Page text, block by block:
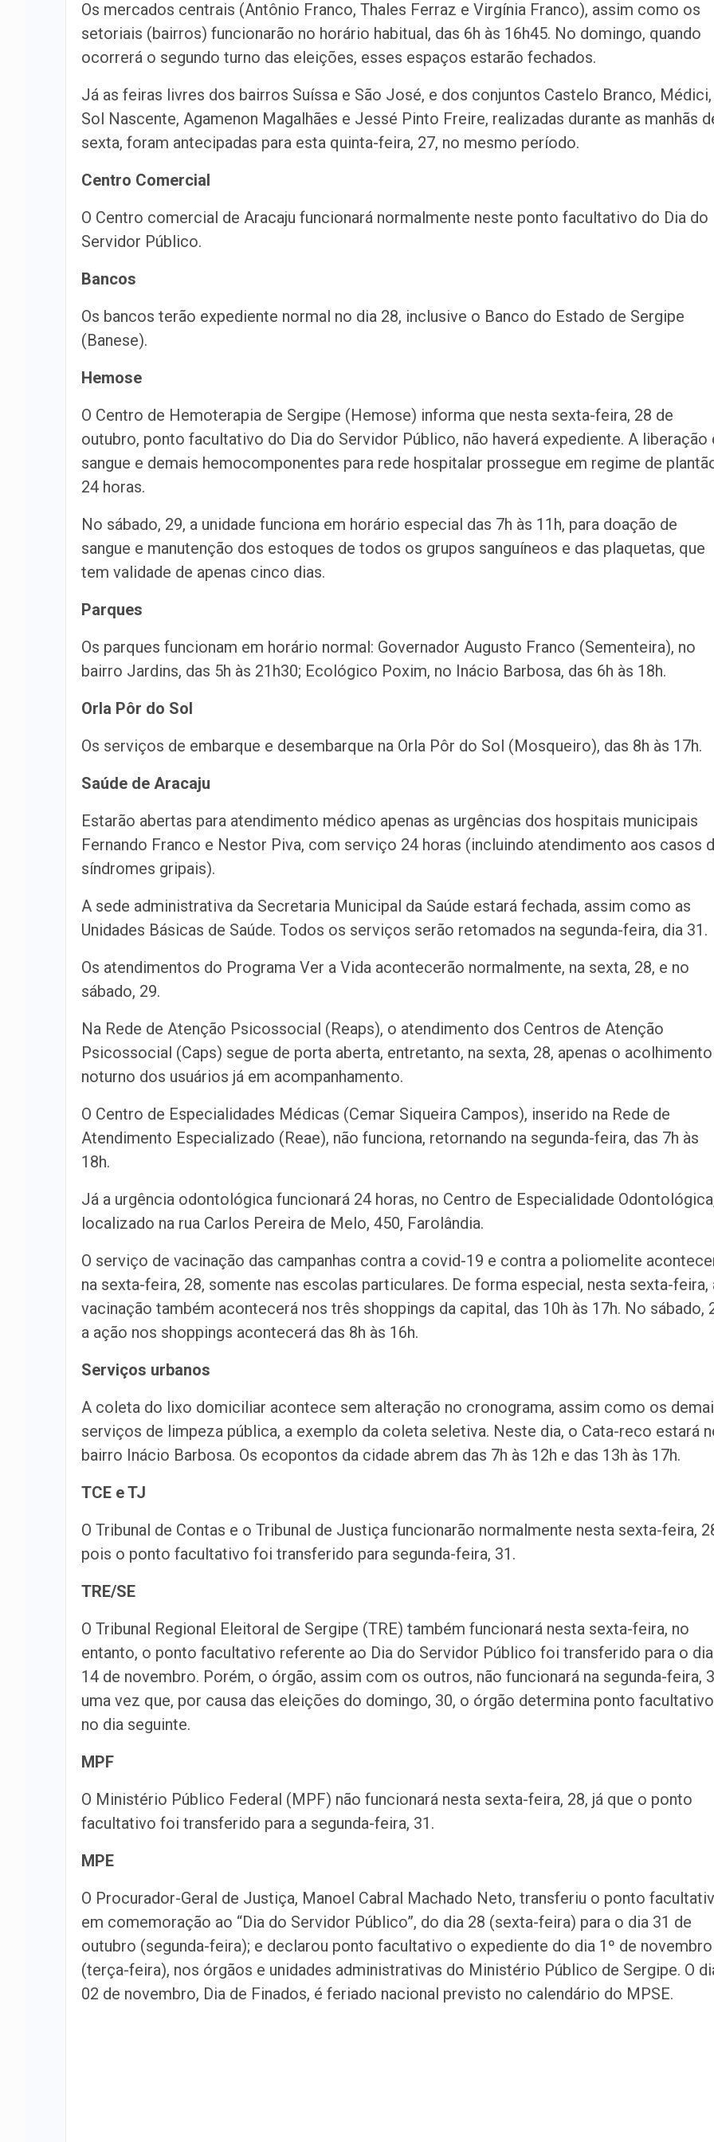
Os mercados centrais (Antônio Franco, Thales Ferraz e Virgínia Franco), assim como os
setoriais (bairros) funcionarão no horário habitual, das 6h às 16h45. No domingo, quando
ocorrerá o segundo turno das eleições, esses espaços estarão fechados.
Já as feiras livres dos bairros Suíssa e São José, e dos conjuntos Castelo Branco, Médici,
Sol Nascente, Agamenon Magalhães e Jessé Pinto Freire, realizadas durante as manhãs
sexta, foram antecipadas para esta quinta-feira, 27, no mesmo período.
Centro Comercial
O Centro comercial de Aracaju funcionará normalmente neste ponto facultativo do Dia do
Servidor Público.
Bancos
Os bancos terão expediente normal no dia 28, inclusive o Banco do Estado de Sergipe
(Banese).
Hemose
O Centro de Hemoterapia de Sergipe (Hemose) informa que nesta sexta-feira, 28 de
outubro, ponto facultativo do Dia do Servidor Público, não haverá expediente. A liberação
sangue e demais hemocomponentes para rede hospitalar prossegue em regime de
24 horas.
No sábado, 29, a unidade funciona em horário especial das 7h às 11h, para doação de
sangue e manutenção dos estoques de todos os grupos sanguíneos e das plaquetas, que
tem validade de apenas cinco dias.
Parques
Os parques funcionam em horário normal: Governador Augusto Franco (Sementeira), no
bairro Jardins, das 5h às 21h30; Ecológico Poxim, no Inácio Barbosa, das 6h às 18h.
Orla Pôr do Sol
Os serviços de embarque e desembarque na Orla Pôr do Sol (Mosqueiro), das 8h às 17h.
Saúde de Aracaju
Estarão abertas para atendimento médico apenas as urgências dos hospitais municipais
Fernando Franco e Nestor Piva, com serviço 24 horas (incluindo atendimento aos casos
síndromes gripais).
A sede administrativa da Secretaria Municipal da Saúde estará fechada, assim como as
Unidades Básicas de Saúde. Todos os serviços serão retomados na segunda-feira, dia 31.
Os atendimentos do Programa Ver a Vida acontecerão normalmente, na sexta, 28, e no
sábado, 29.
Na Rede de Atenção Psicossocial (Reaps), o atendimento dos Centros de Atenção
Psicossocial (Caps) segue de porta aberta, entretanto, na sexta, 28, apenas o acolhimento
noturno dos usuários já em acompanhamento.
O Centro de Especialidades Médicas (Cemar Siqueira Campos), inserido na Rede de
Atendimento Especializado (Reae), não funciona, retornando na segunda-feira, das 7h às
18h.
Já a urgência odontológica funcionará 24 horas, no Centro de Especialidade
localizado na rua Carlos Pereira de Melo, 450, Farolândia.
O serviço de vacinação das campanhas contra a covid-19 e contra a poliomelite
na sexta-feira, 28, somente nas escolas particulares. De forma especial, nesta sexta-feira,
vacinação também acontecerá nos três shoppings da capital, das 10h às 17h. No sábado,
a ação nos shoppings acontecerá das 8h às 16h.
Serviços urbanos
A coleta do lixo domiciliar acontece sem alteração no cronograma, assim como os
serviços de limpeza pública, a exemplo da coleta seletiva. Neste dia, o Cata-reco estará
bairro Inácio Barbosa. Os ecopontos da cidade abrem das 7h às 12h e das 13h às 17h.
TCE e TJ
O Tribunal de Contas e o Tribunal de Justiça funcionarão normalmente nesta sexta-feira,
pois o ponto facultativo foi transferido para segunda-feira, 31.
TRE/SE
O Tribunal Regional Eleitoral de Sergipe (TRE) também funcionará nesta sexta-feira, no
entanto, o ponto facultativo referente ao Dia do Servidor Público foi transferido para o dia
14 de novembro. Porém, o órgão, assim com os outros, não funcionará na segunda-feira,
uma vez que, por causa das eleições do domingo, 30, o órgão determina ponto facultativo
no dia seguinte.
MPF
O Ministério Público Federal (MPF) não funcionará nesta sexta-feira, 28, já que o ponto
facultativo foi transferido para a segunda-feira, 31.
MPE
O Procurador-Geral de Justiça, Manoel Cabral Machado Neto, transferiu o ponto
em comemoração ao “Dia do Servidor Público”, do dia 28 (sexta-feira) para o dia 31 de
outubro (segunda-feira); e declarou ponto facultativo o expediente do dia 1º de novembro
(terça-feira), nos órgãos e unidades administrativas do Ministério Público de Sergipe. O
02 de novembro, Dia de Finados, é feriado nacional previsto no calendário do MPSE.